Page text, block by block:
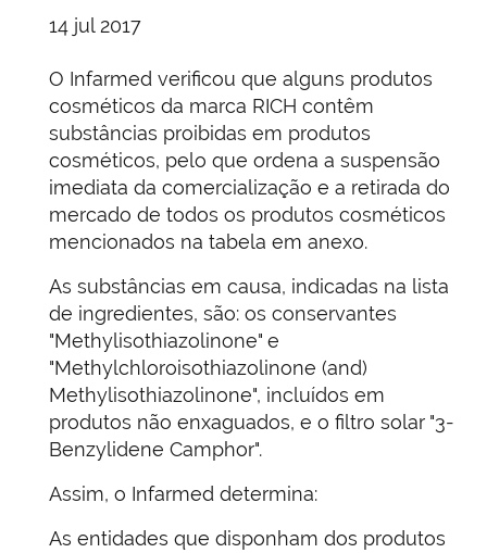
14 jul 2017
O Infarmed verificou que alguns produtos
cosméticos da marca RICH contêm
substâncias proibidas em produtos
cosméticos, pelo que ordena a suspensão
imediata da comercialização e a retirada do
mercado de todos os produtos cosméticos
mencionados na tabela em anexo.
As substâncias em causa, indicadas na lista
de ingredientes, são: os conservantes
"Methylisothiazolinone" e
"Methylchloroisothiazolinone (and)
Methylisothiazolinone", incluídos em
produtos não enxaguados, e o filtro solar "3-
Benzylidene Camphor".
Assim, o Infarmed determina:
As entidades que disponham dos produtos